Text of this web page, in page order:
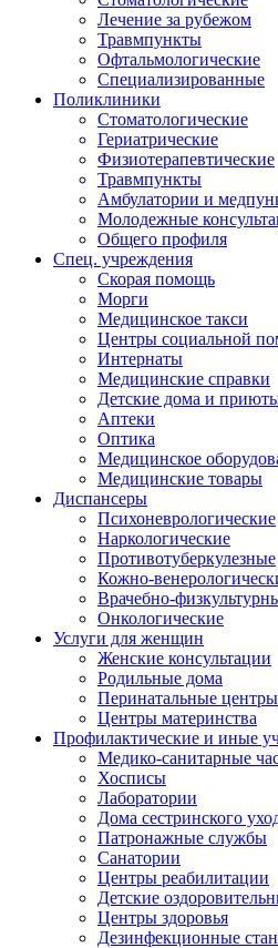
Лечение за рубежом
Травмпункты
Офтальмологические
Специализированные
Поликлиники
Стоматологические
Гериатрические
Физиотерапевтические
Травмпункты
Амбулатории и
Молодежные
Общего профиля
Спец. учреждения
Скорая помощь
Морги
Медицинское такси
Центры социальной
Интернаты
Медицинские справки
Детские дома и
Аптеки
Оптика
Медицинское
Медицинские товары
Диспансеры
Психоневрологические
Наркологические
Противотуберкулезные
Кожно-
Врачебно-
Онкологические
Услуги для женщин
Женские консультации
Родильные дома
Перинатальные центры
Центры материнства
Профилактические и иные
Медико-санитарные
Хосписы
Лаборатории
Дома сестринского
Патронажные службы
Санатории
Центры реабилитации
Детские
Центры здоровья
Дезинфекционные